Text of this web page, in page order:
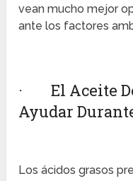
vean mucho mejor
ante los factores
· El Aceite
Ayudar
Los ácidos grasos